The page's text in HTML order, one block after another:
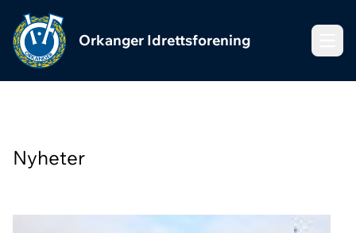
Orkanger Idrettsforening
Nyheter